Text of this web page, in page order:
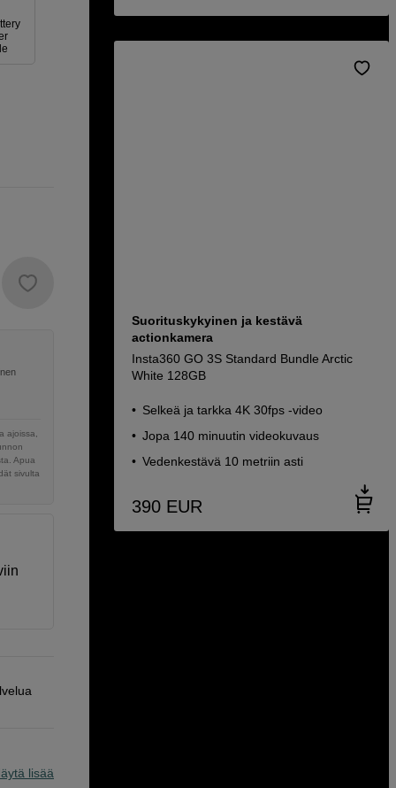
ajoissa,
Apua
sivulta
lisää
Suorituskykyinen ja kestävä
actionkamera
Insta360 GO 3S Standard Bundle Arctic
White 128GB
Selkeä ja tarkka 4K 30fps -video
Jopa 140 minuutin videokuvaus
Vedenkestävä 10 metriin asti
390 EUR